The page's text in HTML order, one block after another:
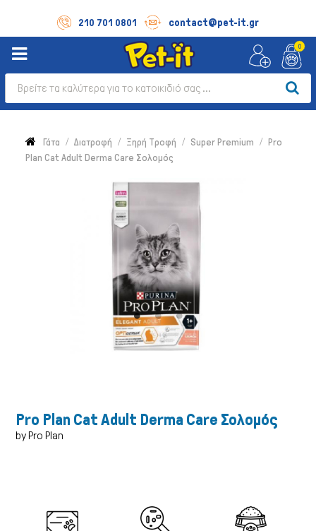
210 701 0801 contact@pet-it.gr
Σκύλος
0
Γάτα Διατροφή Ξηρή Τροφή Super Premium
Pro
Plan Cat Adult Derma Care Σολομός
Pro Plan Cat Adult Derma Care Σολομός
by Pro Plan